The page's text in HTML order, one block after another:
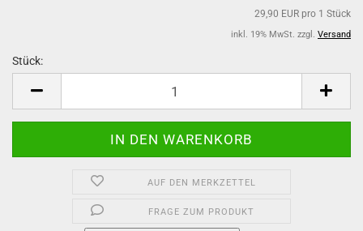
29,90 EUR pro 1 Stück
inkl. 19% MwSt. zzgl. Versand
Stück:
AUF DEN MERKZETTEL
FRAGE ZUM PRODUKT